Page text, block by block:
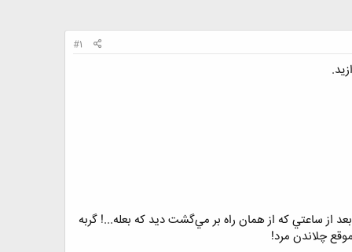
#1
ساعتي كه از همان راه بر مي‌گشت ديد كه بعله...! گربه
چلاندن مرد!